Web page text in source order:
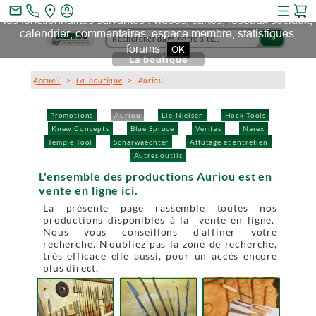
search
Promotions Auriou Lie-Nielsen
Hock Tools
Knew Concepts
Blue Spruce Veritas
Narex
Temple Tool
Scharwaechter
Affûtage et entretien
Autres outils
La boutique
Accueil >La boutique > Auriou
L'ensemble des productions Auriou est en
vente en ligne ici.
La présente page rassemble toutes nos
productions disponibles à la vente en ligne.
Nous vous conseillons d'affiner votre
recherche. N'oubliez pas la zone de recherche,
très efficace elle aussi, pour un accès encore
plus direct.
mail_outline
Ce site et des sites tiers qu'il utilise collectent des cookies pour
les fonctionnalités suivantes : vidéos, cartes, réseaux sociaux,
calendrier, commentaires, espace membre, statistiques,
forums. OK